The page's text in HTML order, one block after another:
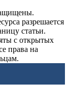
разрешается
статьи.
с открытых
права на